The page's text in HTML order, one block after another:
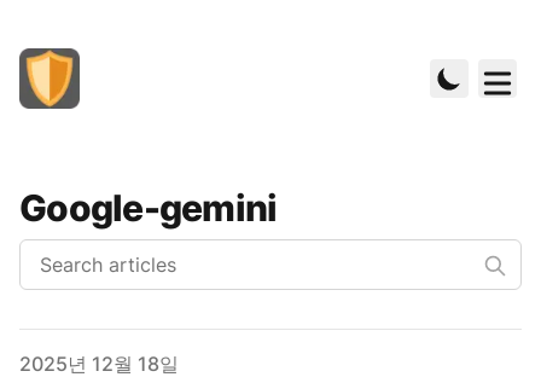
Google-gemini
Published on
2025년 12월 18일